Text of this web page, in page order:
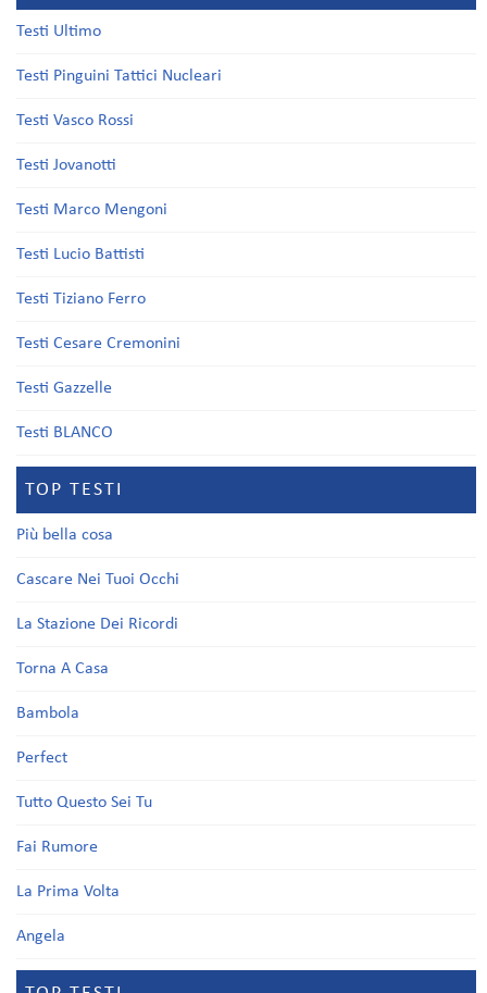
Testi Ultimo
Testi Pinguini Tattici Nucleari
Testi Vasco Rossi
Testi Jovanotti
Testi Marco Mengoni
Testi Lucio Battisti
Testi Tiziano Ferro
Testi Cesare Cremonini
Testi Gazzelle
Testi BLANCO
TOP TESTI
Più bella cosa
Cascare Nei Tuoi Occhi
La Stazione Dei Ricordi
Torna A Casa
Bambola
Perfect
Tutto Questo Sei Tu
Fai Rumore
La Prima Volta
Angela